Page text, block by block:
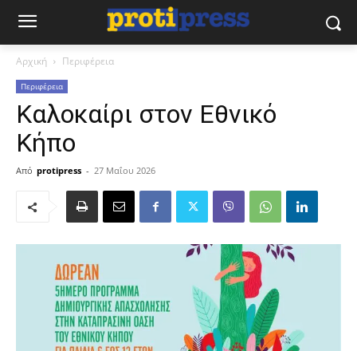
Αρχική Περιφέρεια
Περιφέρεια
Καλοκαίρι στον Εθνικό
Κήπο
Από protipress - 27 Μαΐου 2026